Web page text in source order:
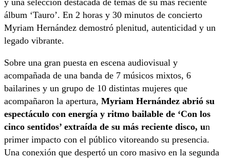
álbum ‘Tauro’. En 2 horas y 30 minutos de concierto
Myriam Hernández demostró plenitud, autenticidad y un
legado vibrante.
Sobre una gran puesta en escena audiovisual y
acompañada de una banda de 7 músicos mixtos, 6
bailarines y un grupo de 10 distintas mujeres que
acompañaron la apertura, Myriam Hernández abrió su
espectáculo con energía y ritmo bailable de ‘Con los
cinco sentidos’ extraída de su más reciente disco, un
primer impacto con el público vitoreando su presencia.
Una conexión que despertó un coro masivo en la segunda